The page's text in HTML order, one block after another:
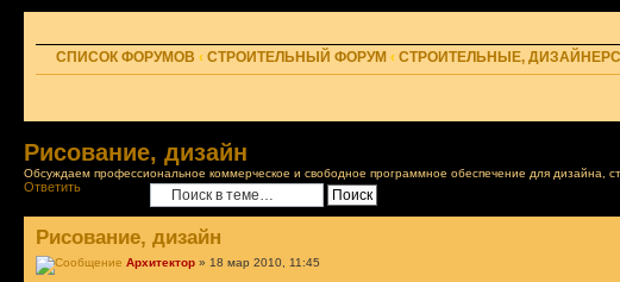
СПИСОК ФОРУМОВ ‹ СТРОИТЕЛЬНЫЙ ФОРУМ ‹ СТРОИТЕЛЬНЫЕ,
Рисование, дизайн
Обсуждаем профессиональное коммерческое и свободное программное обеспечение для дизайна,
Ответить
Рисование, дизайн
Архитектор » 18 мар 2010, 11:45